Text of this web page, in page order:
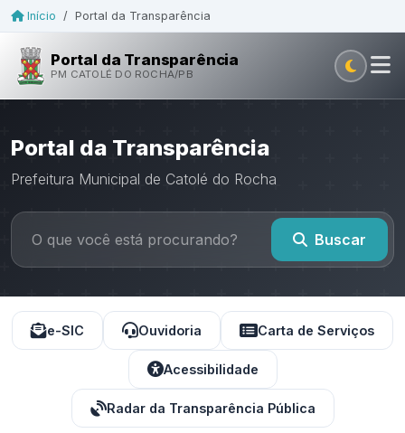
Início / Portal da Transparência
Portal da Transparência
PM CATOLÉ DO ROCHA/PB
Portal da Transparência
Prefeitura Municipal de Catolé do Rocha
Buscar
e-SIC Ouvidoria Carta de Serviços
Acessibilidade
Radar da Transparência Pública